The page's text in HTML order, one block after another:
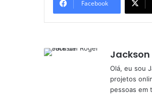
Facebook
Jackson
Olá, eu sou
projetos
pessoas em